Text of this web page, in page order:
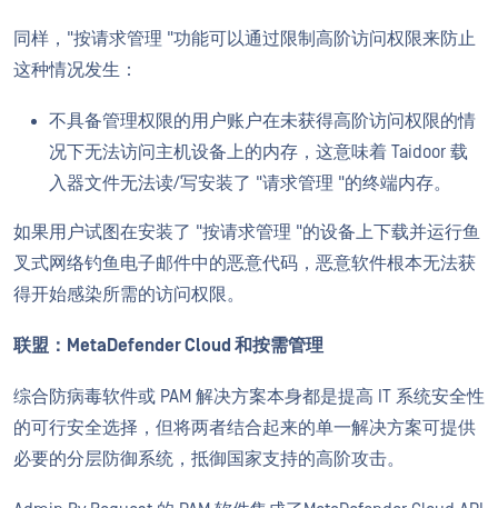
同样，"按请求管理 "功能可以通过限制高阶访问权限来防止
这种情况发生：
不具备管理权限的用户账户在未获得高阶访问权限的情
况下无法访问主机设备上的内存，这意味着 Taidoor 载
入器文件无法读/写安装了 "请求管理 "的终端内存。
如果用户试图在安装了 "按请求管理 "的设备上下载并运行鱼
叉式网络钓鱼电子邮件中的恶意代码，恶意软件根本无法获
得开始感染所需的访问权限。
联盟：MetaDefender Cloud 和按需管理
综合防病毒软件或 PAM 解决方案本身都是提高 IT 系统安全性
的可行安全选择，但将两者结合起来的单一解决方案可提供
必要的分层防御系统，抵御国家支持的高阶攻击。